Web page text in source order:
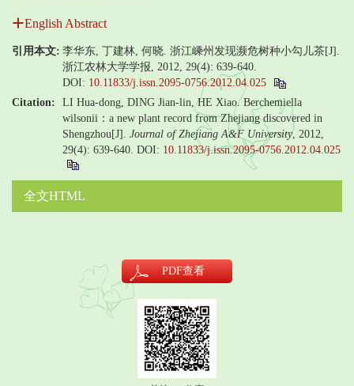
English Abstract
引用本文: 李华东, 丁建林, 何晓. 浙江嵊州发现濒危树种小勾儿茶[J].
浙江农林大学学报, 2012, 29(4): 639-640.
DOI: 10.11833/j.issn.2095-0756.2012.04.025
Citation:
LI Hua-dong, DING Jian-lin, HE Xiao. Berchemiella
wilsonii：a new plant record from Zhejiang discovered in
Shengzhou[J]. Journal of Zhejiang A&F University, 2012,
29(4): 639-640. DOI: 10.11833/j.issn.2095-0756.2012.04.025
全文HTML
PDF查看